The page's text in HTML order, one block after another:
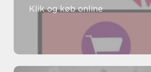
Klik og køb online